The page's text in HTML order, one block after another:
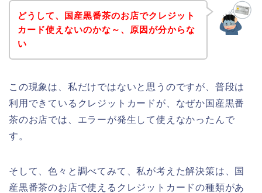
どうして、国産黒番茶のお店でクレジット
カード使えないのかな～、原因が分からな
い
この現象は、私だけではないと思うのですが、普段は
利用できているクレジットカードが、なぜか国産黒番
茶のお店では、エラーが発生して使えなかったんで
す。
そして、色々と調べてみて、私が考えた解決策は、国
産黒番茶のお店で使えるクレジットカードの種類があ